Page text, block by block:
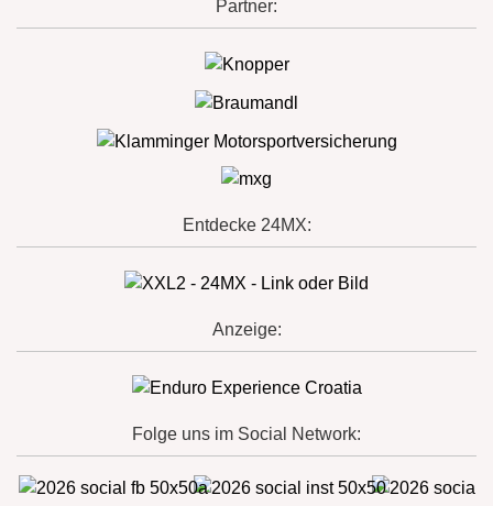
Partner:
Entdecke 24MX:
Anzeige:
Folge uns im Social Network: